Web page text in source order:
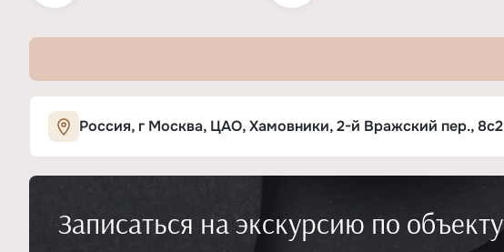
Характеристики ЖК «Узоры»
ТипЖК
Класс проектаЭлитный
Россия, г Москва, ЦАО, Хамовники, 2-й Вражский пер., 8с2
Записаться на экскурсию по объекту